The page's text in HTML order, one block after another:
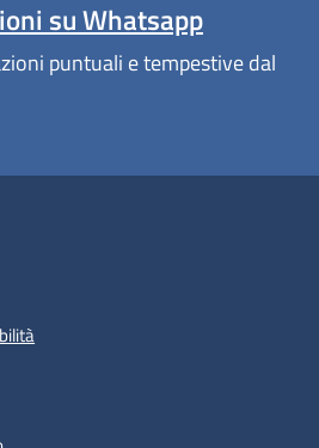
su Whatsapp
puntuali e tempestive dal